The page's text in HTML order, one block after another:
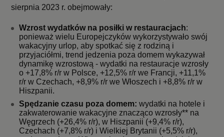
sierpnia 2023 r. obejmowały:
Wzrost wydatków na posiłki w restauracjach:
ponieważ wielu Europejczyków wykorzystywało swój
wakacyjny urlop, aby spotkać się z rodziną i
przyjaciółmi, trend jedzenia poza domem wykazywał
dynamikę wzrostową - wydatki na restauracje wzrosły
o +17,8% r/r w Polsce, +12,5% r/r we Francji, +11,1%
r/r w Czechach, +8,9% r/r we Włoszech i +8,8% r/r w
Hiszpanii.
Spędzanie czasu poza domem: wydatki na hotele i
zakwaterowanie wakacyjne znacząco wzrosły** na
Węgrzech (+26,4% r/r), w Hiszpanii (+9,4% r/r),
Czechach (+7,8% r/r) i Wielkiej Brytanii (+5,5% r/r),